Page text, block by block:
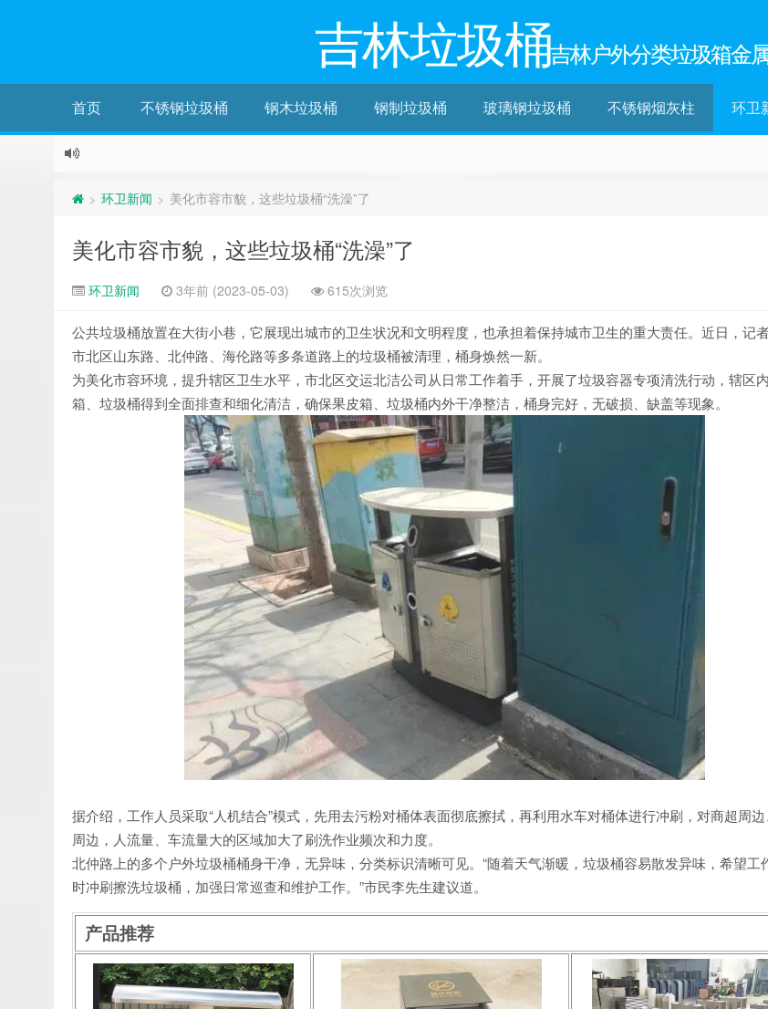
吉林垃圾桶吉林户外分类垃圾箱金
首页 不锈钢垃圾桶 钢木垃圾桶 钢制垃圾桶 玻璃钢垃圾桶 不锈钢烟灰柱 环卫
> 环卫新闻 > 美化市容市貌，这些垃圾桶“洗澡”了
美化市容市貌，这些垃圾桶“洗澡”了
环卫新闻 3年前 (2023-05-03) 615次浏览
公共垃圾桶放置在大街小巷，它展现出城市的卫生状况和文明程度，也承担着保持城市卫生的重大责任。近日，记
市北区山东路、北仲路、海伦路等多条道路上的垃圾桶被清理，桶身焕然一新。
为美化市容环境，提升辖区卫生水平，市北区交运北洁公司从日常工作着手，开展了垃圾容器专项清洗行动，辖区
箱、垃圾桶得到全面排查和细化清洁，确保果皮箱、垃圾桶内外干净整洁，桶身完好，无破损、缺盖等现象。
据介绍，工作人员采取“人机结合”模式，先用去污粉对桶体表面彻底擦拭，再利用水车对桶体进行冲刷，对商超周
周边，人流量、车流量大的区域加大了刷洗作业频次和力度。
北仲路上的多个户外垃圾桶桶身干净，无异味，分类标识清晰可见。“随着天气渐暖，垃圾桶容易散发异味，希望工
时冲刷擦洗垃圾桶，加强日常巡查和维护工作。”市民李先生建议道。
产品推荐